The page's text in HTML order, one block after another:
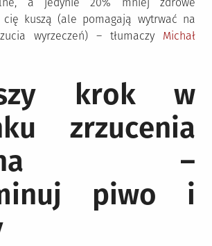
cię kuszą (ale pomagają wytrwać na
wyrzeczeń) – tłumaczy Michał
krok w
zrzucenia
–
piwo i